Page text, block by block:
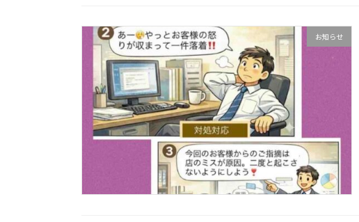
お知らせ